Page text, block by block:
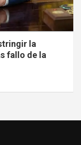
la
fallo de la